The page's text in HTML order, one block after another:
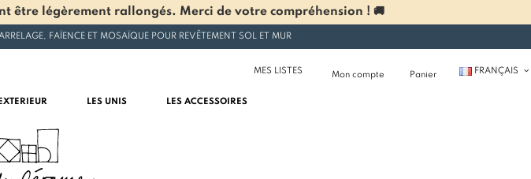
être légèrement rallongés. Merci de votre compréhension ! 🚚
FAÏENCE ET MOSAÏQUE POUR REVÊTEMENT SOL ET MUR
MES LISTES Mon compte Panier FRANÇAIS
EXTERIEUR LES UNIS LES ACCESSOIRES